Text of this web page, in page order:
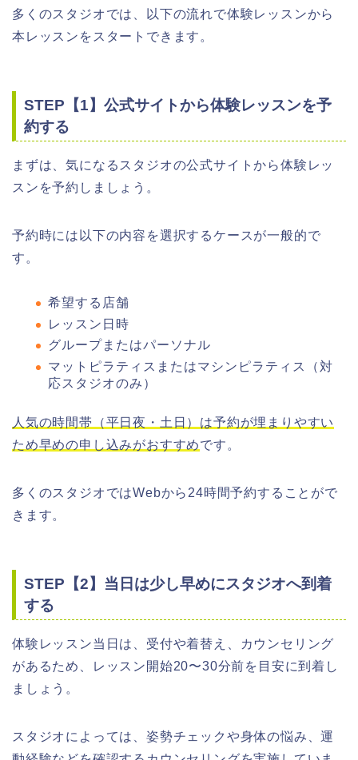
多くのスタジオでは、以下の流れで体験レッスンから
本レッスンをスタートできます。
STEP【1】公式サイトから体験レッスンを予
約する
まずは、気になるスタジオの公式サイトから体験レッ
スンを予約しましょう。
予約時には以下の内容を選択するケースが一般的で
す。
希望する店舗
レッスン日時
グループまたはパーソナル
マットピラティスまたはマシンピラティス（対
応スタジオのみ）
人気の時間帯（平日夜・土日）は予約が埋まりやすい
ため早めの申し込みがおすすめです。
多くのスタジオではWebから24時間予約することがで
きます。
STEP【2】当日は少し早めにスタジオへ到着
する
体験レッスン当日は、受付や着替え、カウンセリング
があるため、レッスン開始20〜30分前を目安に到着し
ましょう。
スタジオによっては、姿勢チェックや身体の悩み、運